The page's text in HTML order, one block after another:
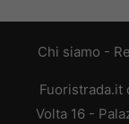
Chi siamo -
Fuoristrada.it
Volta 16 -